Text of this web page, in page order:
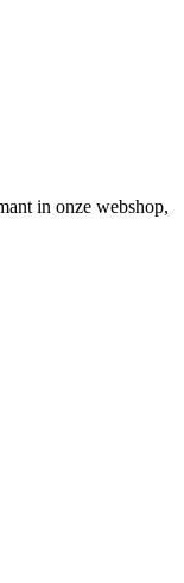
in onze webshop,